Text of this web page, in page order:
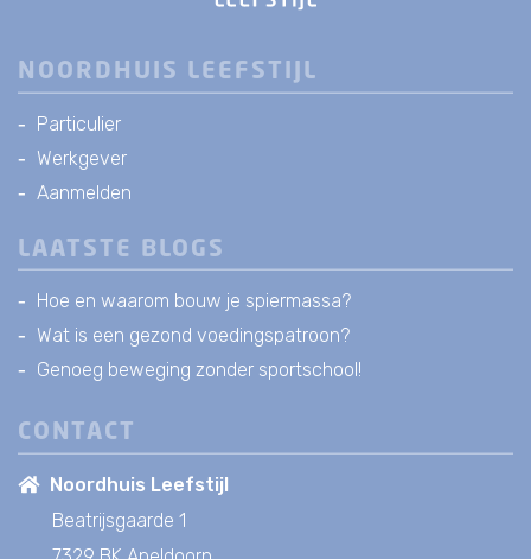
NOORDHUIS LEEFSTIJL
Particulier
Werkgever
Aanmelden
LAATSTE BLOGS
Hoe en waarom bouw je spiermassa?
Wat is een gezond voedingspatroon?
Genoeg beweging zonder sportschool!
CONTACT
Noordhuis Leefstijl
Beatrijsgaarde 1